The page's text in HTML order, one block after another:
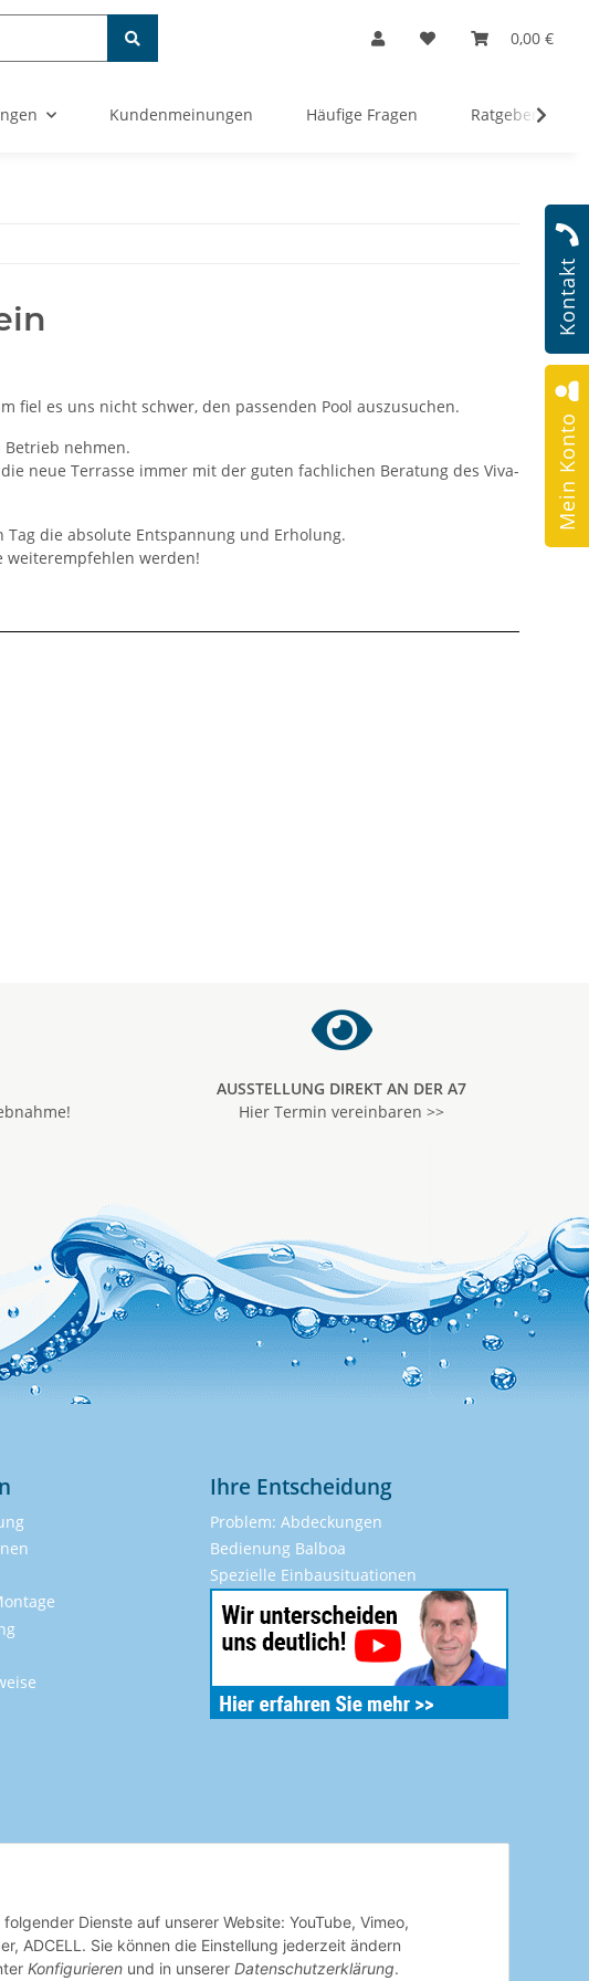
Dienste auf unserer Website: YouTube, Vimeo,
ADCELL. Sie können die Einstellung jederzeit ändern
Konfigurieren und in unserer Datenschutzerklärung.
0,00 €
Kundenmeinungen Häufige Fragen Ratgeber
Kontakt
Mein Konto
fiel es uns nicht schwer, den passenden Pool auszusuchen.
nehmen.
neue Terrasse immer mit der guten fachlichen Beratung des Viva-
die absolute Entspannung und Erholung.
weiterempfehlen werden!
AUSSTELLUNG DIREKT AN DER A7
Hier Termin vereinbaren >>
Ihre Entscheidung
Problem: Abdeckungen
Bedienung Balboa
Spezielle Einbausituationen